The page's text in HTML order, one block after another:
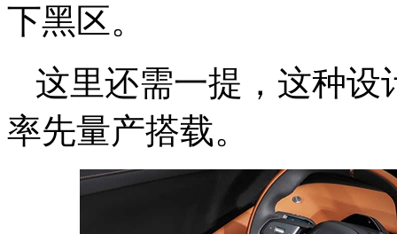
下黑区。
这里还需一提，这种设
率先量产搭载。